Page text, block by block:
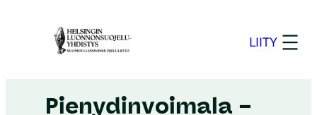
LIITY
Pienydinvoimala –